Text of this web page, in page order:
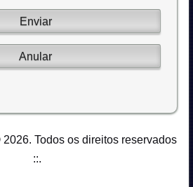
Todos os direitos reservados
::.